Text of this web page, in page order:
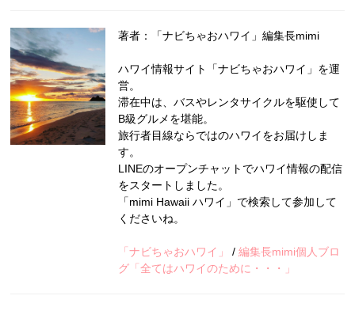
著者：「ナビちゃおハワイ」編集長mimi
ハワイ情報サイト「ナビちゃおハワイ」を運
営。
滞在中は、バスやレンタサイクルを駆使して
B級グルメを堪能。
旅行者目線ならではのハワイをお届けしま
す。
LINEのオープンチャットでハワイ情報の配信
をスタートしました。
「mimi Hawaii ハワイ」で検索して参加して
くださいね。
「ナビちゃおハワイ」 /編集長mimi個人ブロ
グ「全てはハワイのために・・・」